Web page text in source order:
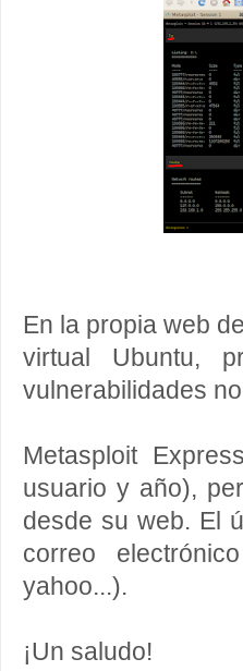
En la propia web
virtual Ubuntu,
vulnerabilidades
Metasploit
usuario y año),
desde su web. El
correo
yahoo...).
¡Un saludo!